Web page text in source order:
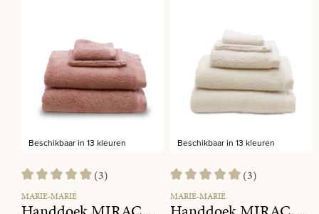
Beschikbaar in 13 kleuren
Gemiddelde waardering van 5 van 5 sterren
(3)
MARIE-MARIE
Beschikbaar in 13 kleuren
Gemiddelde waardering van 5
(3)
MARIE-MARIE